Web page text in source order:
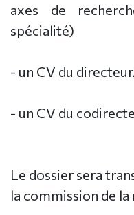
axes de
spécialité)
- un CV du
- un CV du
Le dossier sera
la commission de